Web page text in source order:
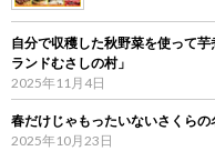
自分で収穫した秋野菜を使って
ランドむさしの村」
2025年11月4日
春だけじゃもったいないさくら
2025年10月23日